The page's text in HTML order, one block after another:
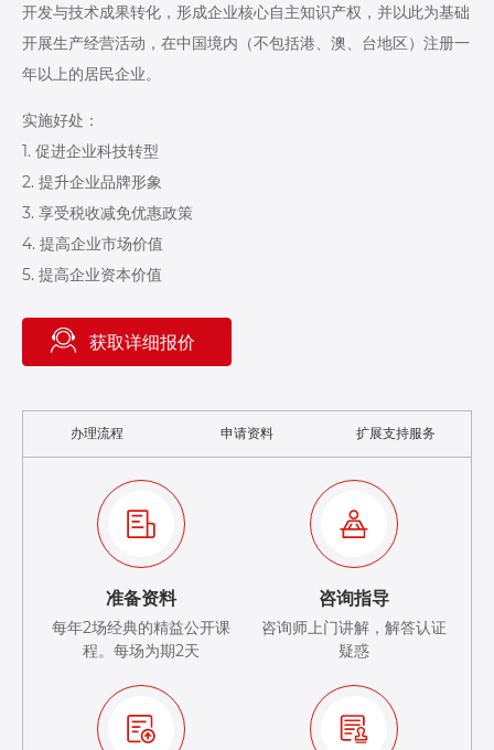
开发与技术成果转化，形成企业核心自主知识产权，并以此为基础
开展生产经营活动，在中国境内（不包括港、澳、台地区）注册一
年以上的居民企业。
实施好处：
1. 促进企业科技转型
2. 提升企业品牌形象
3. 享受税收减免优惠政策
4. 提高企业市场价值
5. 提高企业资本价值
获取详细报价
办理流程 申请资料 扩展支持服务
准备资料
每年2场经典的精益公开课
程。每场为期2天
咨询指导
咨询师上门讲解，解答认证
疑惑